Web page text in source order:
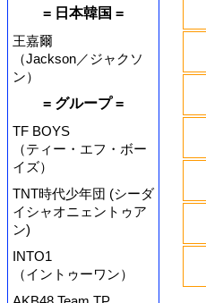
= 日本韓国 =
王嘉爾
（Jackson／ジャクソ
ン）
= グループ =
TF BOYS
（ティー・エフ・ボー
イズ）
TNT時代少年団 (シーダ
イシャオニェントゥア
ン)
INTO1
（イントゥーワン）